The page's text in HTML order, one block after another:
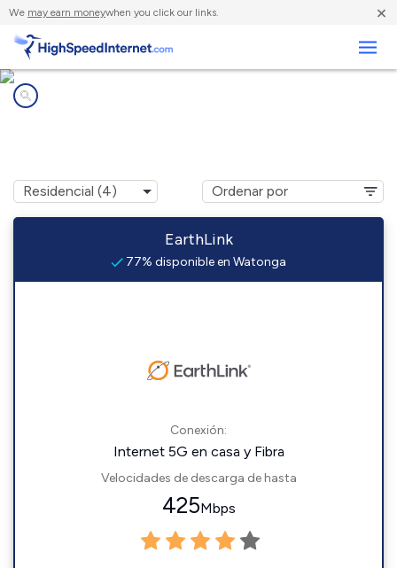
We may earn moneywhen you click our links. ×
EarthLink
77% disponible en Watonga
Conexión:
Internet 5G en casa y Fibra
Velocidades de descarga de hasta
425Mbps